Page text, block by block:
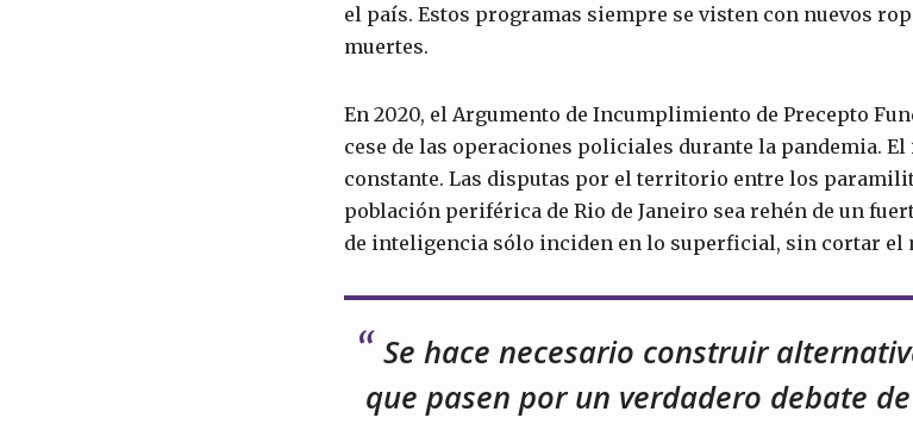
el país. Estos programas siempre se visten con nuevos
muertes.
En 2020, el Argumento de Incumplimiento de Precepto
cese de las operaciones policiales durante la pandemia.
constante. Las disputas por el territorio entre los
población periférica de Rio de Janeiro sea rehén de un
de inteligencia sólo inciden en lo superficial, sin cortar el
Se hace necesario construir
que pasen por un verdadero debate